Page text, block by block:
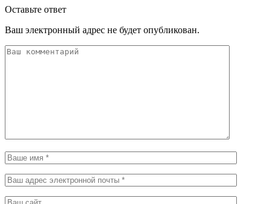
Оставьте ответ
Ваш электронный адрес не будет опубликован.